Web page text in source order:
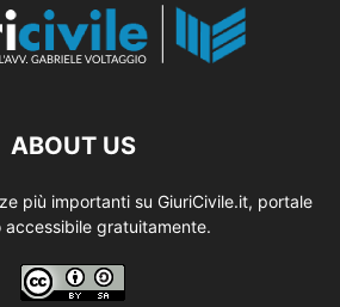
ABOUT US
più importanti su GiuriCivile.it, portale
accessibile gratuitamente.